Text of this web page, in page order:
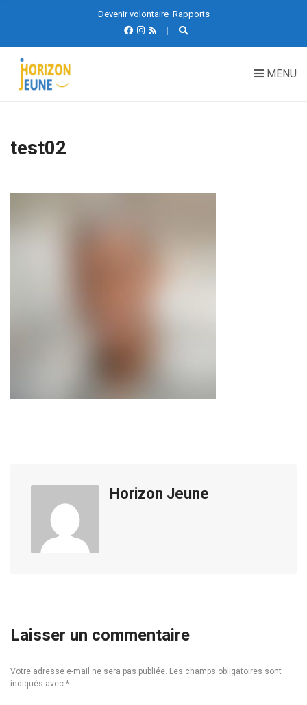
Devenir volontaire Rapports
MENU
test02
Horizon Jeune
Laisser un commentaire
Votre adresse e-mail ne sera pas publiée. Les champs obligatoires sont
indiqués avec *